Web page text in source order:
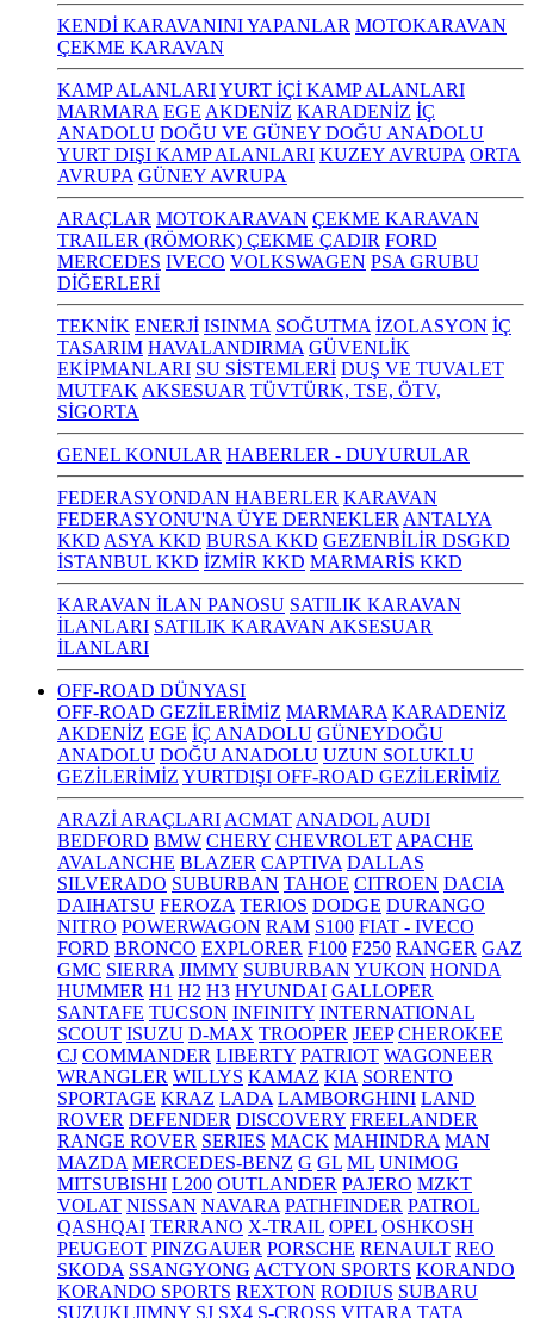
KENDİ KARAVANINI YAPANLAR MOTOKARAVAN
ÇEKME KARAVAN
KAMP ALANLARIYURT İÇİ KAMP ALANLARI
MARMARA EGE AKDENİZ KARADENİZ İÇ
ANADOLU DOĞU VE GÜNEY DOĞU ANADOLU
YURT DIŞI KAMP ALANLARI KUZEY AVRUPA ORTA
AVRUPA GÜNEY AVRUPA
ARAÇLAR MOTOKARAVAN ÇEKME KARAVAN
TRAILER (RÖMORK) ÇEKME ÇADIR FORD
MERCEDES IVECO VOLKSWAGEN PSA GRUBU
DİĞERLERİ
TEKNİK ENERJİ ISINMA SOĞUTMA İZOLASYON İÇ
TASARIM HAVALANDIRMA GÜVENLİK
EKİPMANLARI SU SİSTEMLERİ DUŞ VE TUVALET
MUTFAK AKSESUAR TÜVTÜRK, TSE, ÖTV,
SİGORTA
GENEL KONULAR HABERLER - DUYURULAR
FEDERASYONDAN HABERLER KARAVAN
FEDERASYONU'NA ÜYE DERNEKLER ANTALYA
KKD ASYA KKD BURSA KKD GEZENBİLİR DSGKD
İSTANBUL KKD İZMİR KKD MARMARİS KKD
KARAVAN İLAN PANOSU SATILIK KARAVAN
İLANLARI SATILIK KARAVAN AKSESUAR
İLANLARI
OFF-ROAD DÜNYASI
OFF-ROAD GEZİLERİMİZ MARMARA KARADENİZ
AKDENİZ EGE İÇ ANADOLU GÜNEYDOĞU
ANADOLU DOĞU ANADOLU UZUN SOLUKLU
GEZİLERİMİZ YURTDIŞI OFF-ROAD GEZİLERİMİZ
ARAZİ ARAÇLARI ACMAT ANADOL AUDI
BEDFORD BMW CHERY CHEVROLET APACHE
AVALANCHE BLAZER CAPTIVA DALLAS
SILVERADO SUBURBAN TAHOE CITROEN DACIA
DAIHATSU FEROZA TERIOS DODGE DURANGO
NITRO POWERWAGON RAM S100 FIAT - IVECO
FORD BRONCO EXPLORER F100 F250 RANGER GAZ
GMC SIERRA JIMMY SUBURBAN YUKON HONDA
HUMMER H1 H2 H3 HYUNDAI GALLOPER
SANTAFE TUCSON INFINITY INTERNATIONAL
SCOUT ISUZU D-MAX TROOPER JEEP CHEROKEE
CJ COMMANDER LIBERTY PATRIOT WAGONEER
WRANGLER WILLYS KAMAZ KIA SORENTO
SPORTAGE KRAZ LADA LAMBORGHINI LAND
ROVER DEFENDER DISCOVERY FREELANDER
RANGE ROVER SERIES MACK MAHINDRA MAN
MAZDA MERCEDES-BENZ G GL ML UNIMOG
MITSUBISHI L200 OUTLANDER PAJERO MZKT
VOLAT NISSAN NAVARA PATHFINDER PATROL
QASHQAI TERRANO X-TRAIL OPEL OSHKOSH
PEUGEOT PINZGAUER PORSCHE RENAULT REO
SKODA SSANGYONG ACTYON SPORTS KORANDO
KORANDO SPORTS REXTON RODIUS SUBARU
SUZUKI JIMNY SJ SX4 S-CROSS VITARA TATA